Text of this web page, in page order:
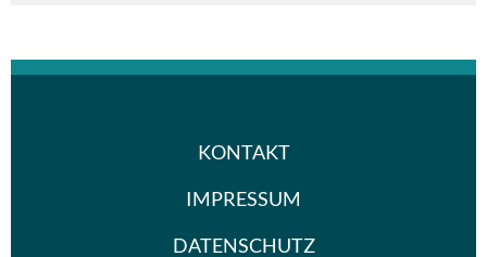
KONTAKT
IMPRESSUM
DATENSCHUTZ